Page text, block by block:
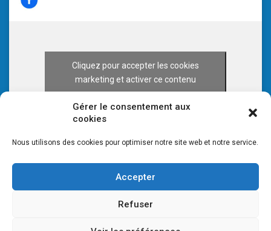
Gérer le consentement aux
cookies
Nous utilisons des cookies pour optimiser notre site web et notre service.
Accepter
Refuser
Cliquez pour accepter les cookies
marketing et activer ce contenu